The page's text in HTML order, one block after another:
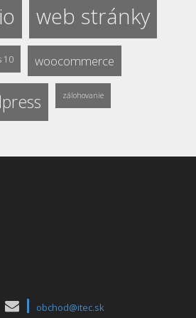
web stránky
10 woocommerce
zálohovanie
obchod@itec.sk